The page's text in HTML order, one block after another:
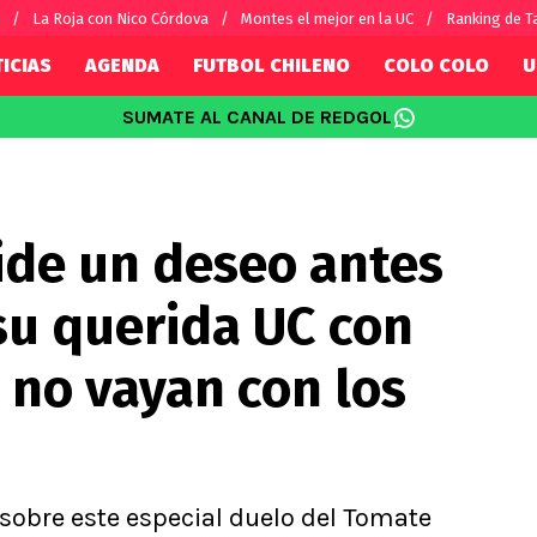
La Roja con Nico Córdova Montes el mejor en la UC Ranking de
por el mundo
Fútbol Argentino
Fútbol Brasileño
Conference
Ligue 1
AGENDA FUTBOL CHILENO COLO COLO
SUMATE AL CANAL DE REDGOL
un deseo antes
querida UC con
vayan con los
este especial duelo del Tomate